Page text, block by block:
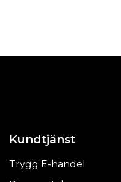
Kundtjänst
Trygg E-handel